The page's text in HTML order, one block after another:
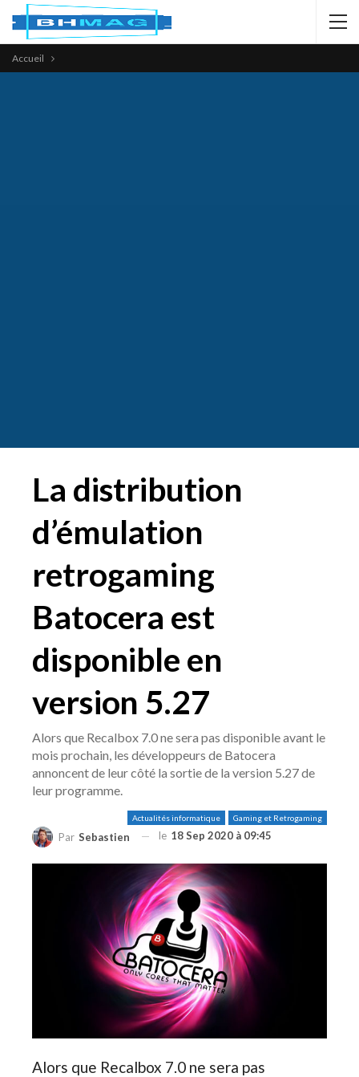
Accueil
La distribution
d’émulation
retrogaming
Batocera est
disponible en
version 5.27
Alors que Recalbox 7.0 ne sera pas disponible avant le
mois prochain, les développeurs de Batocera
annoncent de leur côté la sortie de la version 5.27 de
leur programme.
Actualités informatique Gaming et Retrogaming
Par Sebastien le 18 Sep 2020 à 09:45
Alors que Recalbox 7.0 ne sera pas